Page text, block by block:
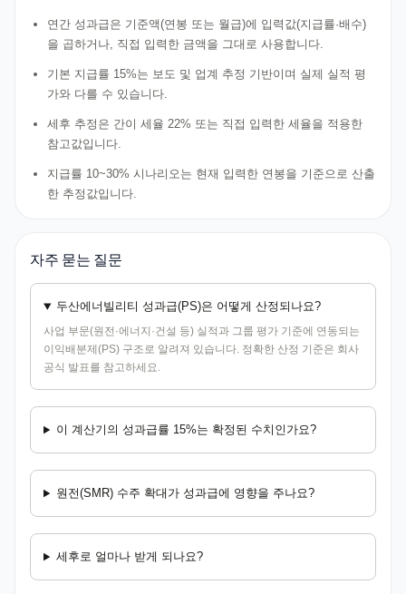
연간 성과급은 기준액(연봉 또는 월급)에 입력값(지급률·배수)
을 곱하거나, 직접 입력한 금액을 그대로 사용합니다.
기본 지급률 15%는 보도 및 업계 추정 기반이며 실제 실적 평
가와 다를 수 있습니다.
세후 추정은 간이 세율 22% 또는 직접 입력한 세율을 적용한
참고값입니다.
지급률 10~30% 시나리오는 현재 입력한 연봉을 기준으로 산출
한 추정값입니다.
자주 묻는 질문
두산에너빌리티 성과급(PS)은 어떻게 산정되나요?
사업 부문(원전·에너지·건설 등) 실적과 그룹 평가 기준에 연동되는
이익배분제(PS) 구조로 알려져 있습니다. 정확한 산정 기준은 회사
공식 발표를 참고하세요.
이 계산기의 성과급률 15%는 확정된 수치인가요?
원전(SMR) 수주 확대가 성과급에 영향을 주나요?
세후로 얼마나 받게 되나요?